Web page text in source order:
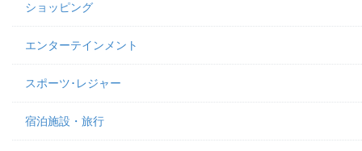
ショッピング
エンターテインメント
スポーツ･レジャー
宿泊施設・旅行